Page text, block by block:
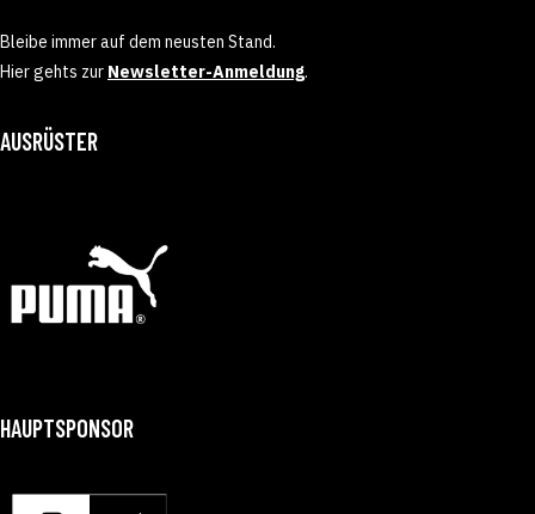
Bleibe immer auf dem neusten Stand.
Hier gehts zur Newsletter-Anmeldung.
AUSRÜSTER
HAUPTSPONSOR